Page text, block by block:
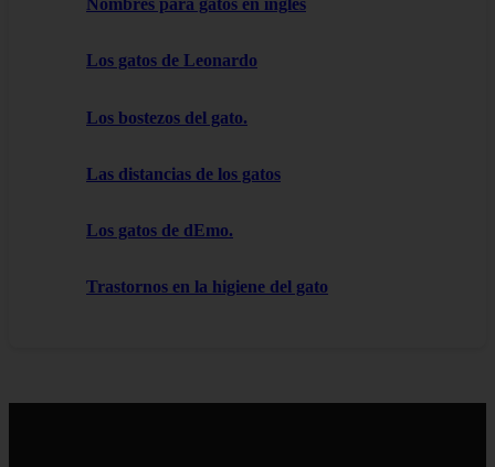
Nombres para gatos en inglés
Los gatos de Leonardo
Los bostezos del gato.
Las distancias de los gatos
Los gatos de dEmo.
Trastornos en la higiene del gato